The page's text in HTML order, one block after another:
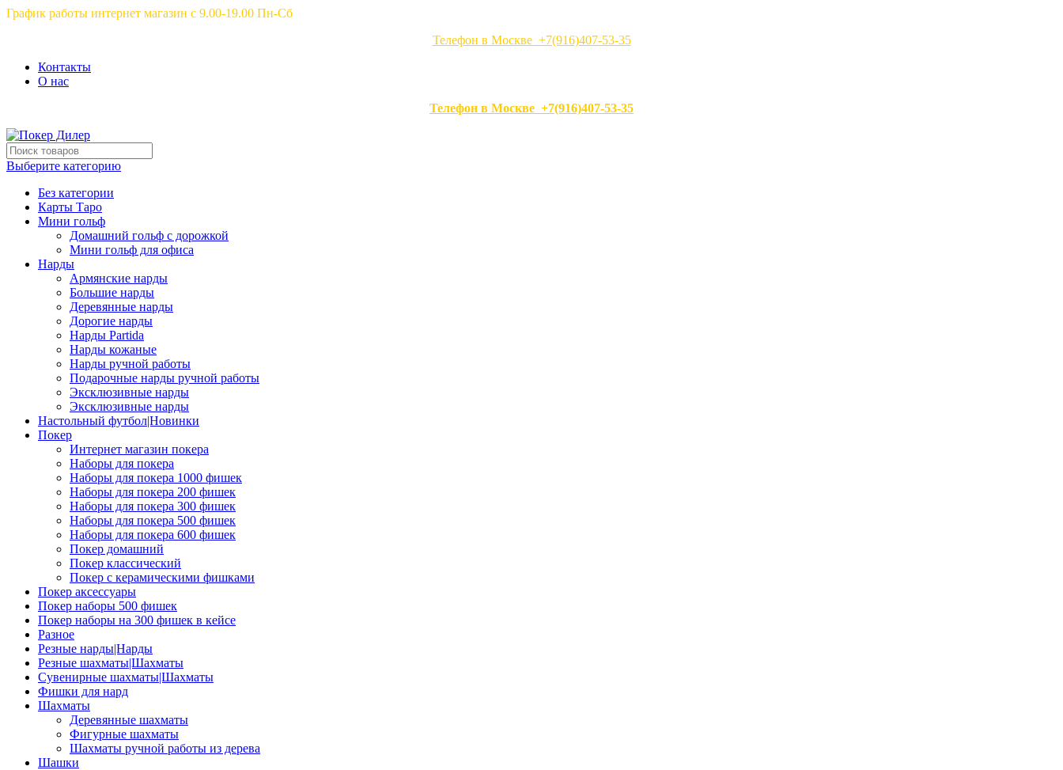
График работы интернет магазин с 9.00-19.00 Пн-Сб
Телефон в Москве +7(916)407-53-35
Контакты
О нас
Телефон в Москве +7(916)407-53-35
Выберите категорию
Без категории
Карты Таро
Мини гольф
Домашний гольф с дорожкой
Мини гольф для офиса
Нарды
Армянские нарды
Большие нарды
Деревянные нарды
Дорогие нарды
Нарды Partida
Нарды кожаные
Нарды ручной работы
Подарочные нарды ручной работы
Эксклюзивные нарды
Эксклюзивные нарды
Настольный футбол|Новинки
Покер
Интернет магазин покера
Наборы для покера
Наборы для покера 1000 фишек
Наборы для покера 200 фишек
Наборы для покера 300 фишек
Наборы для покера 500 фишек
Наборы для покера 600 фишек
Покер домашний
Покер классический
Покер с керамическими фишками
Покер аксессуары
Покер наборы 500 фишек
Покер наборы на 300 фишек в кейсе
Разное
Резные нарды|Нарды
Резные шахматы|Шахматы
Сувенирные шахматы|Шахматы
Фишки для нард
Шахматы
Деревянные шахматы
Фигурные шахматы
Шахматы ручной работы из дерева
Шашки